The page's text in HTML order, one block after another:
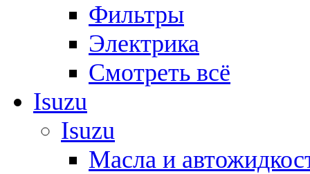
Фильтры
Электрика
Смотреть всё
Isuzu
Isuzu
Масла и